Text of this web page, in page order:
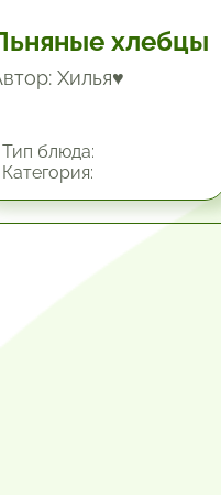
хлебцы
Хилья♥
блюда: